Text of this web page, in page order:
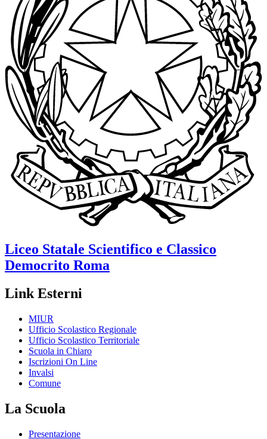
Liceo Statale Scientifico e Classico
Democrito Roma
Link Esterni
MIUR
Ufficio Scolastico Regionale
Ufficio Scolastico Territoriale
Scuola in Chiaro
Iscrizioni On Line
Invalsi
Comune
La Scuola
Presentazione